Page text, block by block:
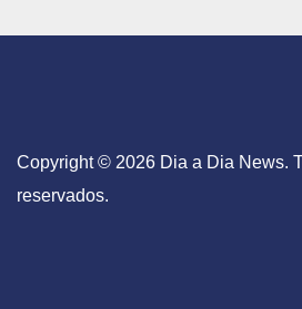
Copyright © 2026 Dia a Dia News.
reservados.